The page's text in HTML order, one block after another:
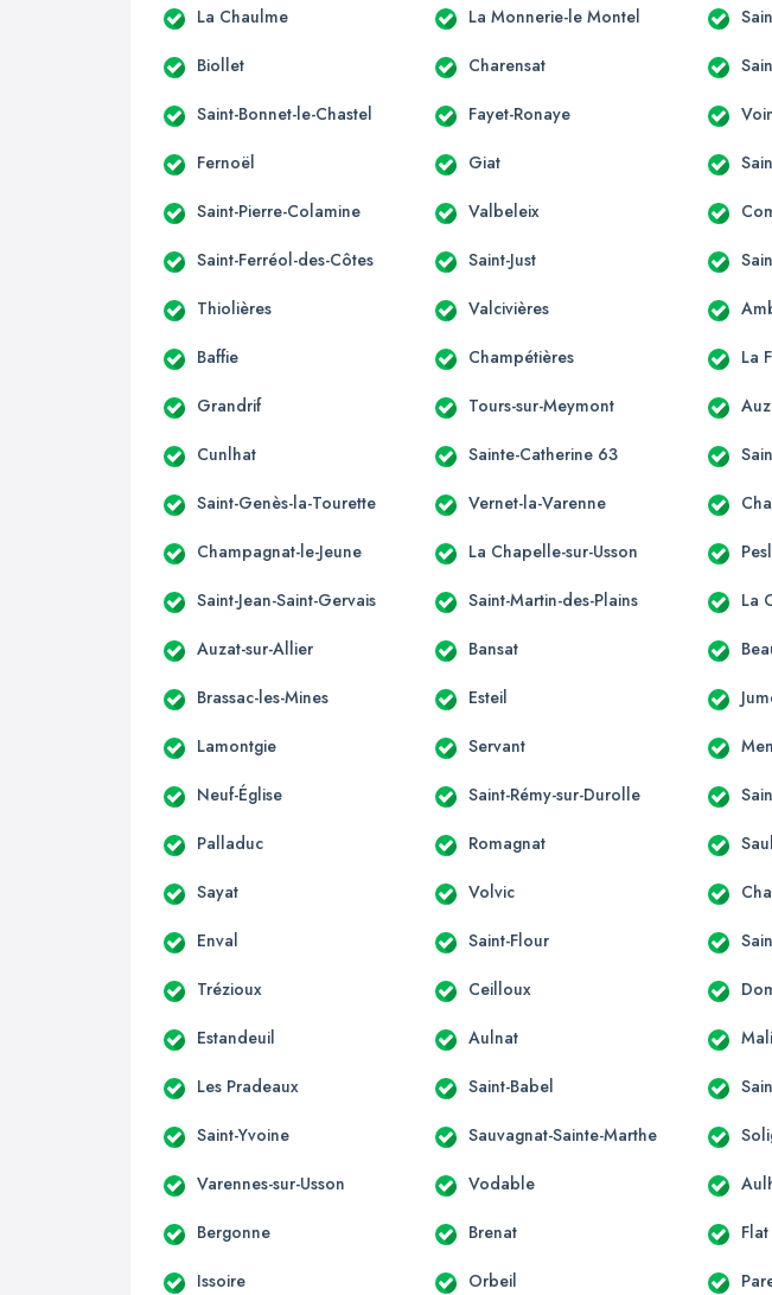
La Chaulme La Monnerie-le Montel
Biollet Charensat
Saint-Bonnet-le-Chastel Fayet-Ronaye
Fernoël Giat
Saint-Pierre-Colamine Valbeleix
Saint-Ferréol-des-Côtes Saint-Just
Thiolières Valcivières
Baffie Champétières La
Grandrif Tours-sur-Meymont
Cunlhat Sainte-Catherine 63
Saint-Genès-la-Tourette Vernet-la-Varenne
Champagnat-le-Jeune La Chapelle-sur-Usson
Saint-Jean-Saint-Gervais Saint-Martin-des-Plains La
Auzat-sur-Allier Bansat
Brassac-les-Mines Esteil
Lamontgie Servant
Neuf-Église Saint-Rémy-sur-Durolle
Palladuc Romagnat
Sayat Volvic
Enval Saint-Flour
Trézioux Ceilloux
Estandeuil Aulnat
Les Pradeaux Saint-Babel
Saint-Yvoine Sauvagnat-Sainte-Marthe
Varennes-sur-Usson Vodable
Bergonne Brenat Flat
Issoire Orbeil